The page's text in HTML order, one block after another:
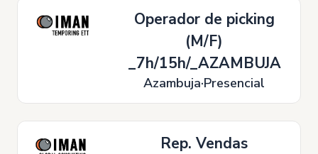
Operador de picking
(M/F)
_7h/15h/_AZAMBUJA
Azambuja Presencial
Rep. Vendas